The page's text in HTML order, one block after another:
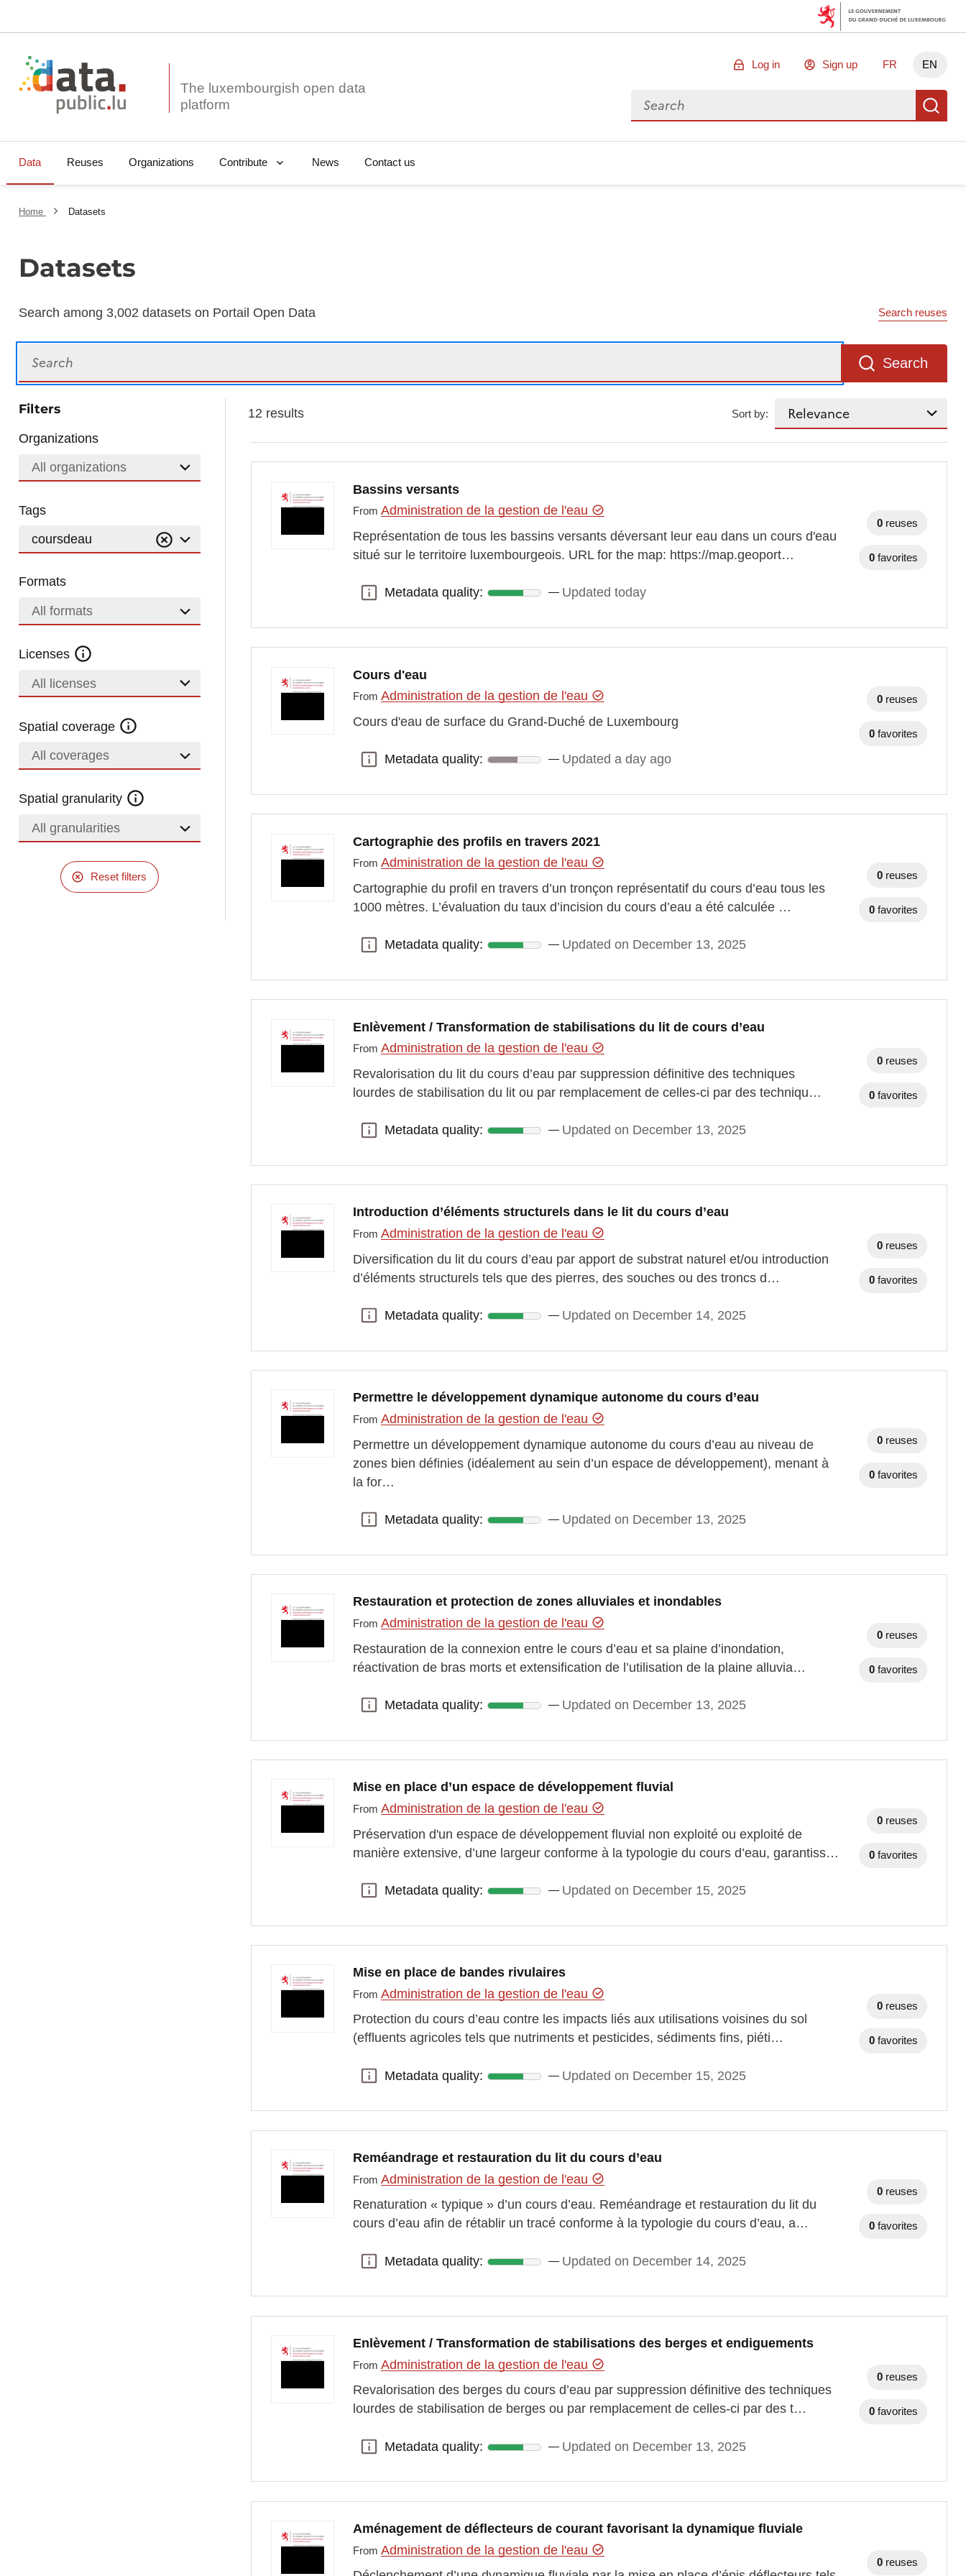
The luxembourgish open data
Log in Sign up FR EN
Search for data
Data Reuses Organizations Contribute News Contact us
Home Datasets
Datasets
Search among 3,002 datasets on Portail Open Data Search reuses
Search
Filters
Organizations
All organizations
Tags
coursdeau
Formats
All formats
Licenses
All licenses
Spatial coverage
All coverages
Spatial granularity
All granularities
Reset filters
12 results Sort by:
Bassins versants
FromAdministration de la gestion de l'eau
Représentation de tous les bassins versants déversant leur eau dans un cours d'eau
situé sur le territoire luxembourgeois. URL for the map: https://map.geoport…
Metadata quality:
Metadata quality: Updated today
0 reuses
0 favorites
Cours d'eau
FromAdministration de la gestion de l'eau
Cours d'eau de surface du Grand-Duché de Luxembourg
Metadata quality:
Metadata quality: Updated a day ago
0 reuses
0 favorites
Cartographie des profils en travers 2021
FromAdministration de la gestion de l'eau
Cartographie du profil en travers d’un tronçon représentatif du cours d’eau tous les
1000 mètres. L’évaluation du taux d’incision du cours d’eau a été calculée …
Metadata quality:
Metadata quality: Updated on December 13, 2025
0 reuses
0 favorites
Enlèvement / Transformation de stabilisations du lit de cours d’eau
FromAdministration de la gestion de l'eau
Revalorisation du lit du cours d’eau par suppression définitive des techniques
lourdes de stabilisation du lit ou par remplacement de celles-ci par des techniqu…
Metadata quality:
Metadata quality: Updated on December 13, 2025
0 reuses
0 favorites
Introduction d’éléments structurels dans le lit du cours d’eau
FromAdministration de la gestion de l'eau
Diversification du lit du cours d’eau par apport de substrat naturel et/ou introduction
d’éléments structurels tels que des pierres, des souches ou des troncs d…
Metadata quality:
Metadata quality: Updated on December 14, 2025
0 reuses
0 favorites
Permettre le développement dynamique autonome du cours d’eau
FromAdministration de la gestion de l'eau
Permettre un développement dynamique autonome du cours d’eau au niveau de
zones bien définies (idéalement au sein d’un espace de développement), menant à
la for…
Metadata quality:
Metadata quality: Updated on December 13, 2025
0 reuses
0 favorites
Restauration et protection de zones alluviales et inondables
FromAdministration de la gestion de l'eau
Restauration de la connexion entre le cours d’eau et sa plaine d’inondation,
réactivation de bras morts et extensification de l’utilisation de la plaine alluvia…
Metadata quality:
Metadata quality: Updated on December 13, 2025
0 reuses
0 favorites
Mise en place d’un espace de développement fluvial
FromAdministration de la gestion de l'eau
Préservation d'un espace de développement fluvial non exploité ou exploité de
manière extensive, d’une largeur conforme à la typologie du cours d’eau, garantiss…
Metadata quality:
Metadata quality: Updated on December 15, 2025
0 reuses
0 favorites
Mise en place de bandes rivulaires
FromAdministration de la gestion de l'eau
Protection du cours d’eau contre les impacts liés aux utilisations voisines du sol
(effluents agricoles tels que nutriments et pesticides, sédiments fins, piéti…
Metadata quality:
Metadata quality: Updated on December 15, 2025
0 reuses
0 favorites
Reméandrage et restauration du lit du cours d’eau
FromAdministration de la gestion de l'eau
Renaturation « typique » d’un cours d’eau. Reméandrage et restauration du lit du
cours d’eau afin de rétablir un tracé conforme à la typologie du cours d’eau, a…
Metadata quality:
Metadata quality: Updated on December 14, 2025
0 reuses
0 favorites
Enlèvement / Transformation de stabilisations des berges et endiguements
FromAdministration de la gestion de l'eau
Revalorisation des berges du cours d’eau par suppression définitive des techniques
lourdes de stabilisation de berges ou par remplacement de celles-ci par des t…
Metadata quality:
Metadata quality: Updated on December 13, 2025
0 reuses
0 favorites
Aménagement de déflecteurs de courant favorisant la dynamique fluviale
FromAdministration de la gestion de l'eau
0 reuses